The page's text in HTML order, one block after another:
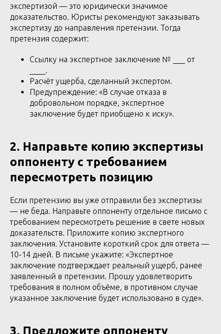
экспертизой — это юридически значимое
доказательство. Юристы рекомендуют заказывать
экспертизу до направления претензии. Тогда
претензия содержит:
Ссылку на экспертное заключение № ___ от
____.
Расчёт ущерба, сделанный экспертом.
Предупреждение: «В случае отказа в
добровольном порядке, экспертное
заключение будет приобщено к иску».
2. Направьте копию экспертизы
оппоненту с требованием
пересмотреть позицию
Если претензию вы уже отправили без экспертизы
— не беда. Направьте оппоненту отдельное письмо с
требованием пересмотреть решение в свете новых
доказательств. Приложите копию экспертного
заключения. Установите короткий срок для ответа —
10-14 дней. В письме укажите: «Экспертное
заключение подтверждает реальный ущерб, ранее
заявленный в претензии. Прошу удовлетворить
требования в полном объёме, в противном случае
указанное заключение будет использовано в суде».
3. Предложите оппоненту